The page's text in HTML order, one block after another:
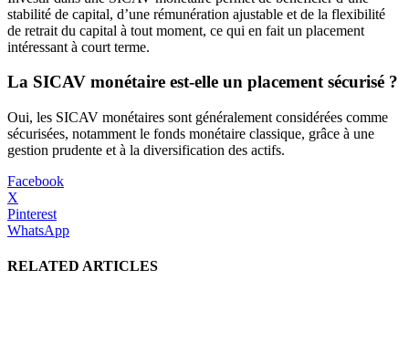
stabilité de capital, d’une rémunération ajustable et de la flexibilité
de retrait du capital à tout moment, ce qui en fait un placement
intéressant à court terme.
La SICAV monétaire est-elle un placement sécurisé ?
Oui, les SICAV monétaires sont généralement considérées comme
sécurisées, notamment le fonds monétaire classique, grâce à une
gestion prudente et à la diversification des actifs.
Facebook
X
Pinterest
WhatsApp
RELATED ARTICLES